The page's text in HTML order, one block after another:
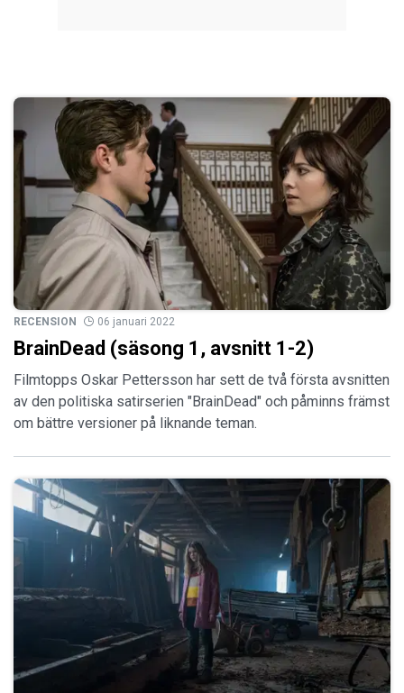
RECENSION 06 januari 2022
BrainDead (säsong 1, avsnitt 1-2)
Filmtopps Oskar Pettersson har sett de två första avsnitten
av den politiska satirserien "BrainDead" och påminns främst
om bättre versioner på liknande teman.